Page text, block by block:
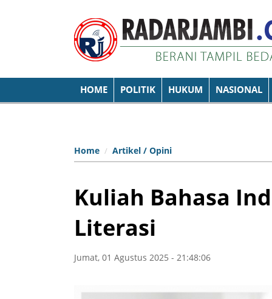
HOME POLITIK HUKUM NASIONAL
Home Artikel / Opini
Kuliah Bahasa
Literasi
Jumat, 01 Agustus 2025 - 21:48:06